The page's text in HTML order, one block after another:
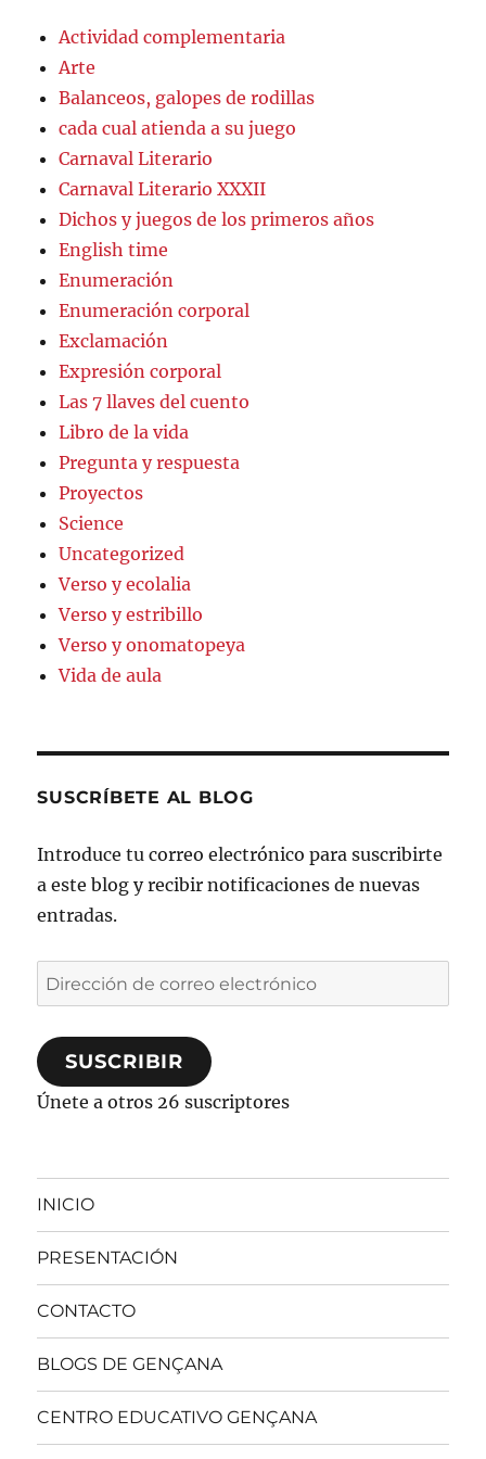
Actividad complementaria
Arte
Balanceos, galopes de rodillas
cada cual atienda a su juego
Carnaval Literario
Carnaval Literario XXXII
Dichos y juegos de los primeros años
English time
Enumeración
Enumeración corporal
Exclamación
Expresión corporal
Las 7 llaves del cuento
Libro de la vida
Pregunta y respuesta
Proyectos
Science
Uncategorized
Verso y ecolalia
Verso y estribillo
Verso y onomatopeya
Vida de aula
SUSCRÍBETE AL BLOG
Introduce tu correo electrónico para suscribirte
a este blog y recibir notificaciones de nuevas
entradas.
Dirección
de
correo
electrónico
SUSCRIBIR
Únete a otros 26 suscriptores
INICIO
PRESENTACIÓN
CONTACTO
BLOGS DE GENÇANA
CENTRO EDUCATIVO GENÇANA